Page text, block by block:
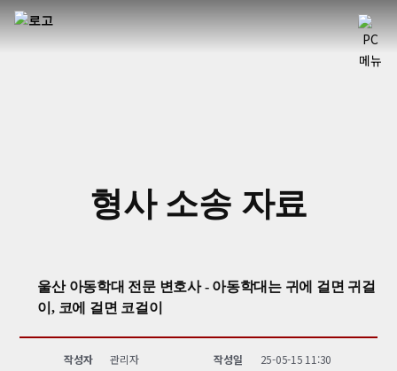
형사 소송 자료
울산 아동학대 전문 변호사 - 아동학대는 귀에 걸면 귀걸
이, 코에 걸면 코걸이
작성자 관리자 작성일 25-05-15 11:30